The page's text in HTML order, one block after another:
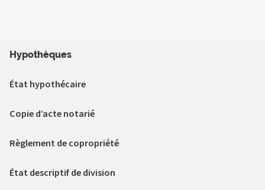
Hypothèques
État hypothécaire
Copie d’acte notarié
Règlement de copropriété
État descriptif de division